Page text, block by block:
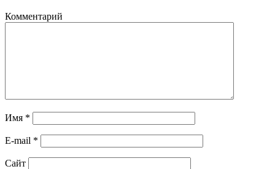
Комментарий
Имя *
E-mail *
Сайт